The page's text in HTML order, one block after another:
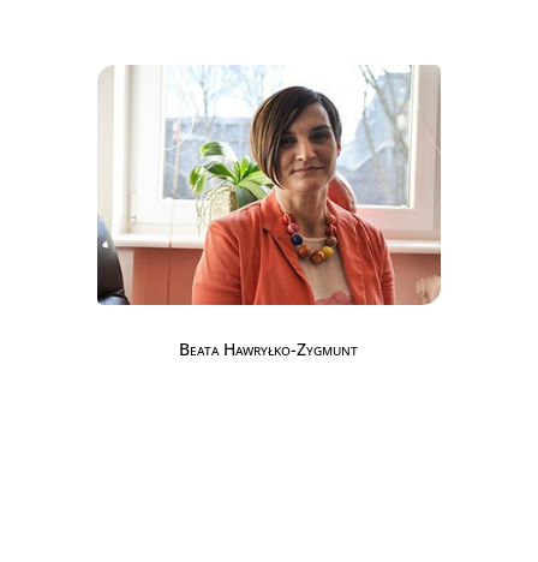
Beata Hawryłko-Zygmunt